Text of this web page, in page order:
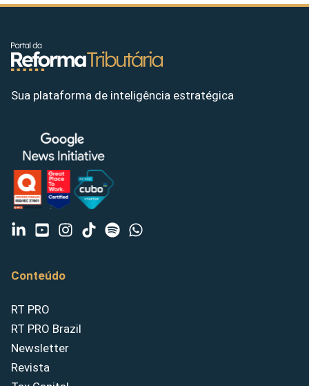
Sua plataforma de inteligência estratégica
Conteúdo
RT PRO
RT PRO Brazil
Newsletter
Revista